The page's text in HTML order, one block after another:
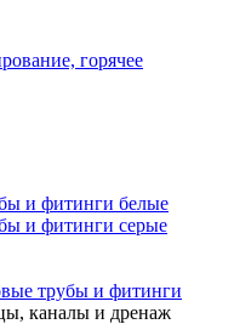
горячее
и фитинги белые
и фитинги серые
трубы и фитинги
каналы и дренаж